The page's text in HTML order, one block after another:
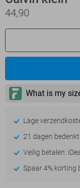
44,90
Lage
21 dagen
Veilig betalen:
Spaar 4% korting